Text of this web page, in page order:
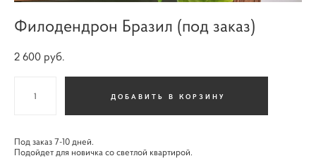
Филодендрон Бразил (под заказ)
2 600 pуб.
ДОБАВИТЬ В КОРЗИНУ
Под заказ 7-10 дней.
Подойдет для новичка со светлой квартирой.